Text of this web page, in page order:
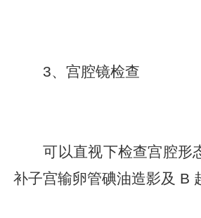
3、宫腔镜检查
可以直视下检查宫腔形
补子宫输卵管碘油造影及 B